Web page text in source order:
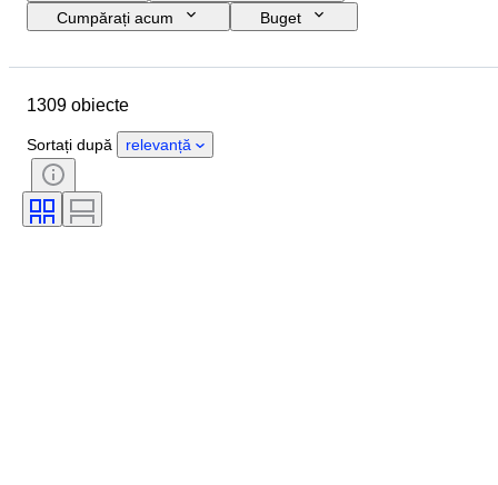
Cumpărați acum
Buget
Țara de Proveniență
Extra
Culoare
Scală
Alimentare electrică
Compania de cale ferată
1309 obiecte
Sortați după relevanță